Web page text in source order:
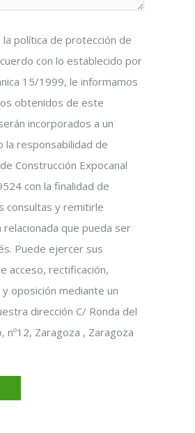
la política de protección de
con lo establecido por
15/1999, le informamos
obtenidos de este
incorporados a un
la responsabilidad de
Construcción Expocanal
con la finalidad de
consultas y remitirle
relacionada que pueda ser
Puede ejercer sus
acceso, rectificación,
y oposición mediante un
dirección C/ Ronda del
nº12, Zaragoza , Zaragoza